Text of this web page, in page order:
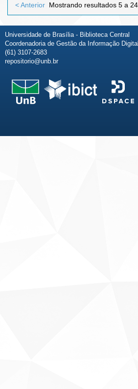
Mostrando resultados 5 a
< Anterior
Universidade de Brasília - Biblioteca Central
Coordenadoria de Gestão da Informação
(61) 3107-2683
repositorio@unb.br